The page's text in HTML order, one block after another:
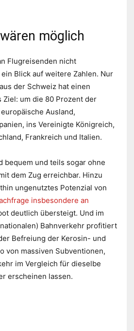
möglich
Flugreisenden nicht
Blick auf weitere Zahlen. Nur
aus der Schweiz hat einen
Ziel: um die 80 Prozent der
Ausland,
ins Vereinigte Königreich,
Frankreich und Italien.
bequem und teils sogar ohne
dem Zug erreichbar. Hinzu
ungenutztes Potenzial von
insbesondere an
deutlich übersteigt. Und im
Bahnverkehr profitiert
Befreiung der Kerosin- und
von massiven Subventionen,
im Vergleich für dieselbe
erscheinen lassen.